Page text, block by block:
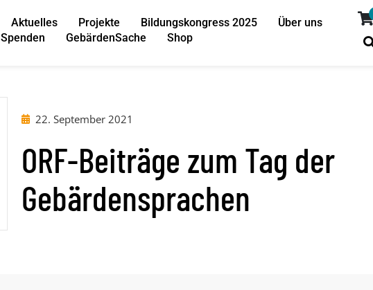
Aktuelles Projekte Bildungskongress 2025
Über uns
Spenden
GebärdenSache Shop
22. September 2021
ORF-Beiträge zum Tag der
Gebärdensprachen